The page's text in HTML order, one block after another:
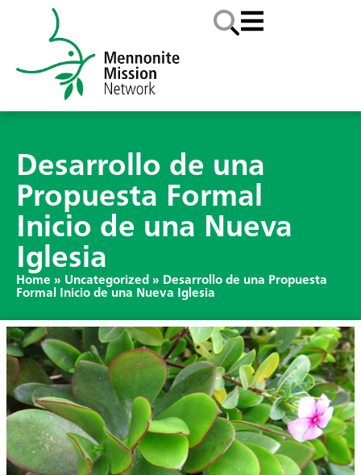
Desarrollo de una
Propuesta Formal
Inicio de una Nueva
Iglesia
Home » Uncategorized » Desarrollo de una Propuesta
Formal Inicio de una Nueva Iglesia